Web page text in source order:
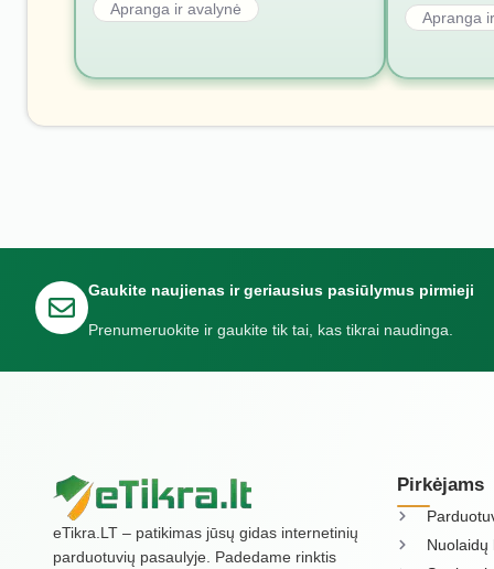
Apranga ir avalynė Apranga
Gaukite naujienas ir geriausius pasiūlymus pirmieji
Prenumeruokite ir gaukite tik tai, kas tikrai naudinga.
eTikra.LT – patikimas jūsų gidas internetinių
parduotuvių pasaulyje. Padedame rinktis
Pirkėjams
Nuolaidų